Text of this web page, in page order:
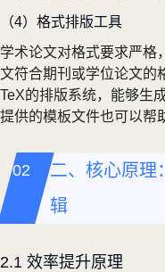
（4）格式排版工具
学术论文对格式要求严格
文符合期刊或学位论文的
TeX的排版系统，能够生
提供的模板文件也可以帮
二、核心原理
辑
2.1 效率提升原理